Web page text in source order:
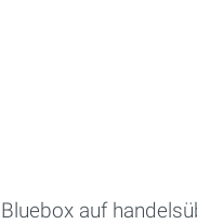
auf